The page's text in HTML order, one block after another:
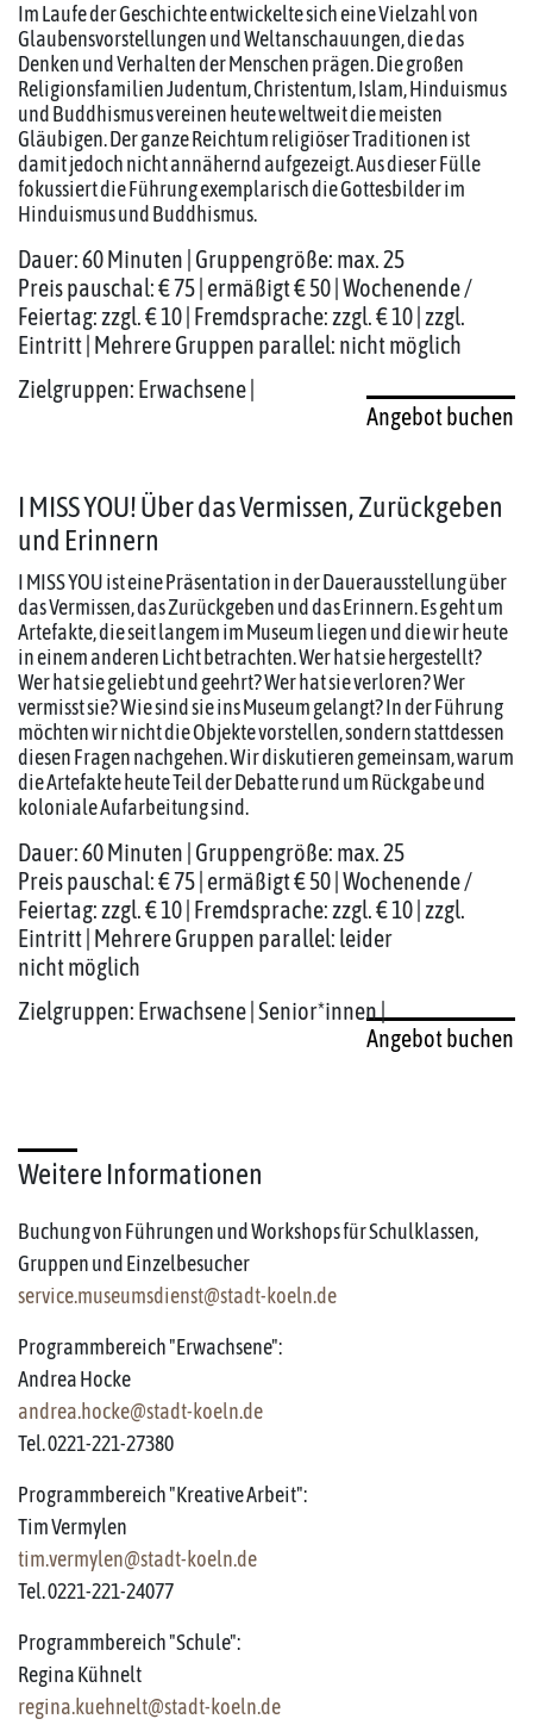
Im Laufe der Geschichte entwickelte sich eine Vielzahl von
Glaubensvorstellungen und Weltanschauungen, die das
Denken und Verhalten der Menschen prägen. Die großen
Religionsfamilien Judentum, Christentum, Islam, Hinduismus
und Buddhismus vereinen heute weltweit die meisten
Gläubigen. Der ganze Reichtum religiöser Traditionen ist
damit jedoch nicht annähernd aufgezeigt. Aus dieser Fülle
fokussiert die Führung exemplarisch die Gottesbilder im
Hinduismus und Buddhismus.
Dauer: 60 Minuten | Gruppengröße: max. 25
Preis pauschal: € 75 | ermäßigt € 50 | Wochenende /
Feiertag: zzgl. € 10 | Fremdsprache: zzgl. € 10 | zzgl.
Eintritt | Mehrere Gruppen parallel: nicht möglich
Zielgruppen: Erwachsene |
Angebot buchen
I MISS YOU! Über das Vermissen, Zurückgeben
und Erinnern
I MISS YOU ist eine Präsentation in der Dauerausstellung über
das Vermissen, das Zurückgeben und das Erinnern. Es geht um
Artefakte, die seit langem im Museum liegen und die wir heute
in einem anderen Licht betrachten. Wer hat sie hergestellt?
Wer hat sie geliebt und geehrt? Wer hat sie verloren? Wer
vermisst sie? Wie sind sie ins Museum gelangt? In der Führung
möchten wir nicht die Objekte vorstellen, sondern stattdessen
diesen Fragen nachgehen. Wir diskutieren gemeinsam, warum
die Artefakte heute Teil der Debatte rund um Rückgabe und
koloniale Aufarbeitung sind.
Dauer: 60 Minuten | Gruppengröße: max. 25
Preis pauschal: € 75 | ermäßigt € 50 | Wochenende /
Feiertag: zzgl. € 10 | Fremdsprache: zzgl. € 10 | zzgl.
Eintritt | Mehrere Gruppen parallel: leider
nicht möglich
Zielgruppen: Erwachsene | Senior*innen |
Angebot buchen
Weitere Informationen
Buchung von Führungen und Workshops für Schulklassen,
Gruppen und Einzelbesucher
service.museumsdienst@stadt-koeln.de
Programmbereich "Erwachsene":
Andrea Hocke
andrea.hocke@stadt-koeln.de
Tel. 0221-221-27380
Programmbereich "Kreative Arbeit":
Tim Vermylen
tim.vermylen@stadt-koeln.de
Tel. 0221-221-24077
Programmbereich "Schule":
Regina Kühnelt
regina.kuehnelt@stadt-koeln.de